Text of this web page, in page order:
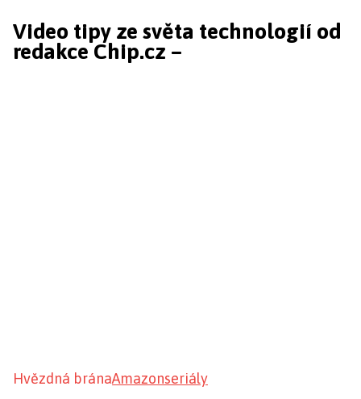
Video tipy ze světa technologií od
redakce Chip.cz –
Hvězdná bránaAmazonseriály